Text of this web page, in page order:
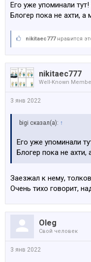
Его уже упоминали тут!
Блогер пока не ахти, а
nikitaec777нравится
nikitaec777
Well-Known
3 янв 2022
bigi сказал(а): ↑
Его уже упоминали
Блогер пока не ахти,
Заезжал к нему,
Очень тихо говорит,
Oleg
Свой человек
3 янв 2022